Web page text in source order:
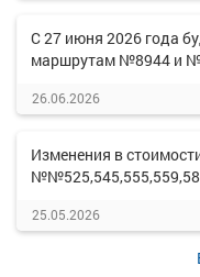
С 27 июня 2026 года
маршрутам №8944 и
26.06.2026
Изменения в
25.05.2026